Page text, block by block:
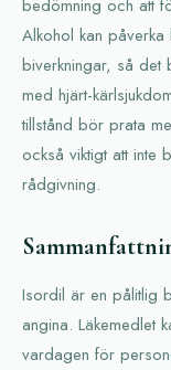
bedömning och att
Alkohol kan
biverkningar, så det
med hjärt-
tillstånd bör prata
också viktigt att inte
rådgivning.
Isordil är en pålitlig
angina. Läkemedlet
vardagen för